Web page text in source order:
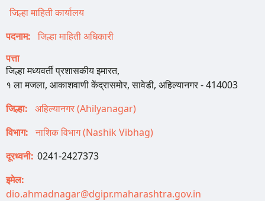
जिल्हा माहिती कार्यालय
पदनाम
जिल्हा माहिती अधिकारी
पत्ता
जिल्हा मध्यवर्ती प्रशासकीय इमारत,
१ ला मजला, आकाशवाणी केंद्रासमोर, सावेडी, अहिल्यानगर - 414003
जिल्हा
अहिल्यानगर (Ahilyanagar)
विभाग
नाशिक विभाग (Nashik Vibhag)
दूरध्वनी 0241-2427373
इमेल
dio.ahmadnagar@dgipr.maharashtra.gov.in